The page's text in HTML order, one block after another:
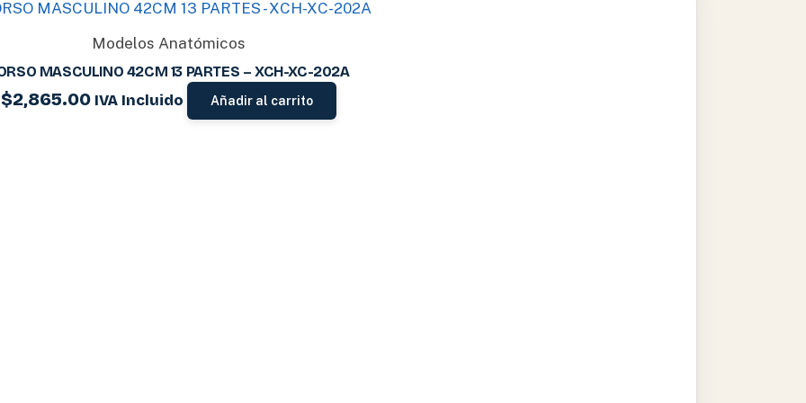
Modelos Anatómicos
MASCULINO 42CM 13 PARTES – XCH-XC-202A
$2,865.00 IVA Incluido Añadir al carrito